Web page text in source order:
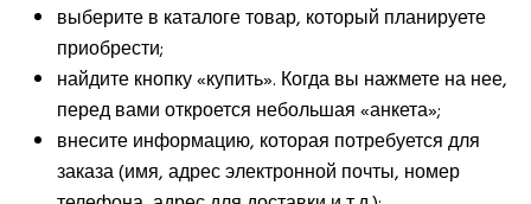
выберите в каталоге товар, который планируете
приобрести;
найдите кнопку «купить». Когда вы нажмете на нее,
перед вами откроется небольшая «анкета»;
внесите информацию, которая потребуется для
заказа (имя, адрес электронной почты, номер